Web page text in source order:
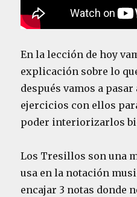
En la lección de hoy
explicación sobre lo
después vamos a
ejercicios con ellos
poder interiorizarlos
Los Tresillos son una
usa en la notación
encajar 3 notas donde